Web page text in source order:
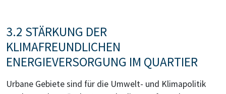
3.2 STÄRKUNG DER
KLIMAFREUNDLICHEN
ENERGIEVERSORGUNG IM QUARTIER
Urbane Gebiete sind für die Umwelt- und Klimapolitik